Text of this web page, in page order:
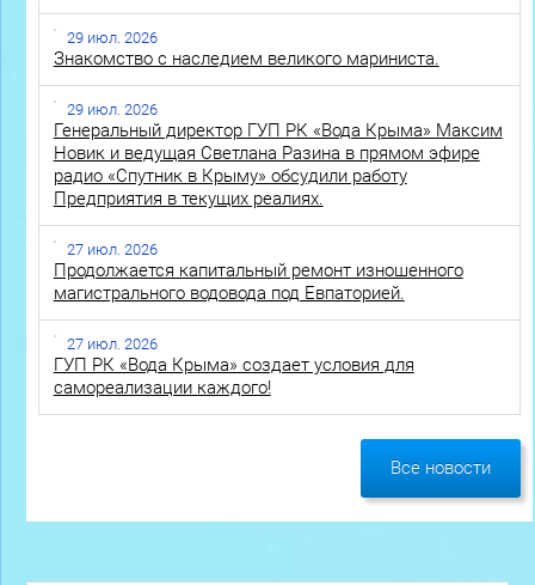
29 июл. 2026
Знакомство с наследием великого мариниста.
29 июл. 2026
Генеральный директор ГУП РК «Вода Крыма» Максим
Новик и ведущая Светлана Разина в прямом эфире
радио «Спутник в Крыму» обсудили работу
Предприятия в текущих реалиях.
27 июл. 2026
Продолжается капитальный ремонт изношенного
магистрального водовода под Евпаторией.
27 июл. 2026
ГУП РК «Вода Крыма» создает условия для
самореализации каждого!
Все новости